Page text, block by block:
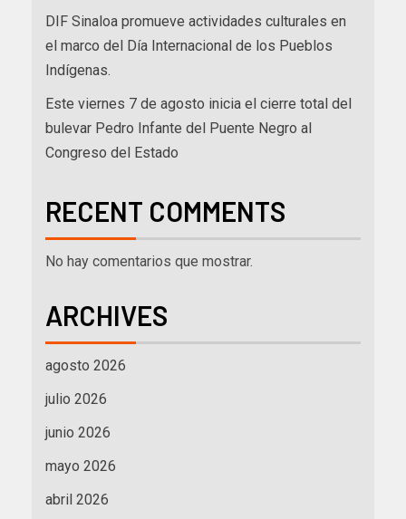
DIF Sinaloa promueve actividades culturales en
el marco del Día Internacional de los Pueblos
Indígenas.
Este viernes 7 de agosto inicia el cierre total del
bulevar Pedro Infante del Puente Negro al
Congreso del Estado
RECENT COMMENTS
No hay comentarios que mostrar.
ARCHIVES
agosto 2026
julio 2026
junio 2026
mayo 2026
abril 2026